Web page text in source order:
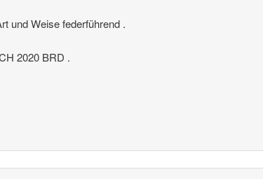
und Weise federführend .
2020 BRD .